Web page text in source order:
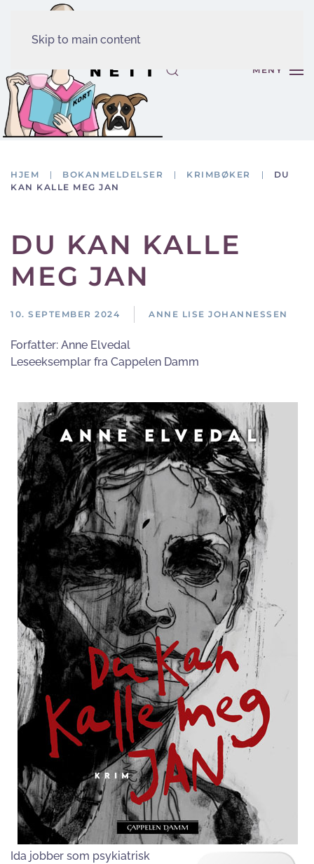
Skip to main content
MENY
HJEM BOKANMELDELSER KRIMBØKER
DU
KAN KALLE MEG JAN
DU KAN KALLE
MEG JAN
10. SEPTEMBER 2024 ANNE LISE JOHANNESSEN
Forfatter: Anne Elvedal
Leseeksemplar fra Cappelen Damm
Ida jobber som psykiatrisk